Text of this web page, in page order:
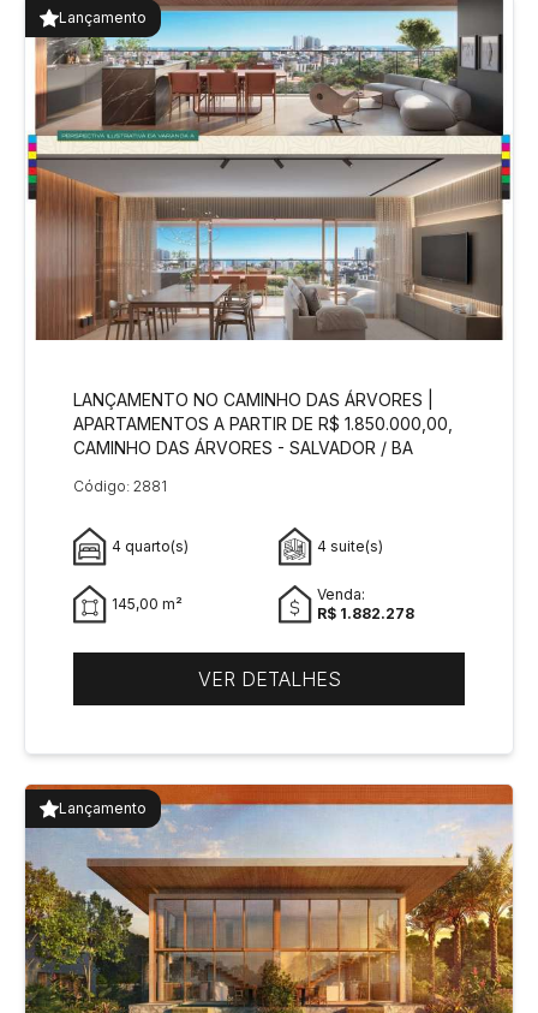
Lançamento
LANÇAMENTO NO CAMINHO DAS ÁRVORES |
APARTAMENTOS A PARTIR DE R$ 1.850.000,00,
CAMINHO DAS ÁRVORES - SALVADOR / BA
Código: 2881
4 quarto(s) 4 suite(s)
145,00 m²
Venda:
R$ 1.882.278
VER DETALHES
Lançamento